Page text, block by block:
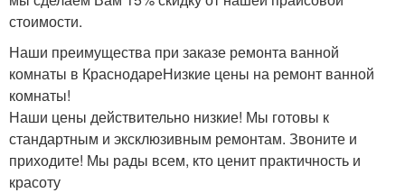
стоимости.
Наши преимущества при заказе ремонта ванной
комнаты в КраснодареНизкие цены на ремонт ванной
комнаты!
Наши цены действительно низкие! Мы готовы к
стандартным и эксклюзивным ремонтам. Звоните и
приходите! Мы рады всем, кто ценит практичность и
красоту